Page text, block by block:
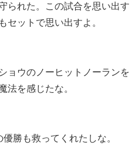
られた。この試合を思い出す
セットで思い出すよ。
ョウのノーヒットノーランを
法を感じたな。
勝も救ってくれたしな。